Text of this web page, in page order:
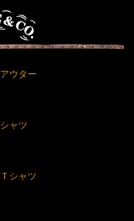
アウター
シャツ
Ｔシャツ